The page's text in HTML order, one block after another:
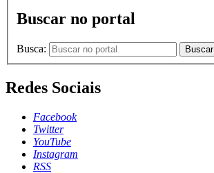
Buscar no portal
Busca: Buscar
Redes Sociais
Facebook
Twitter
YouTube
Instagram
RSS